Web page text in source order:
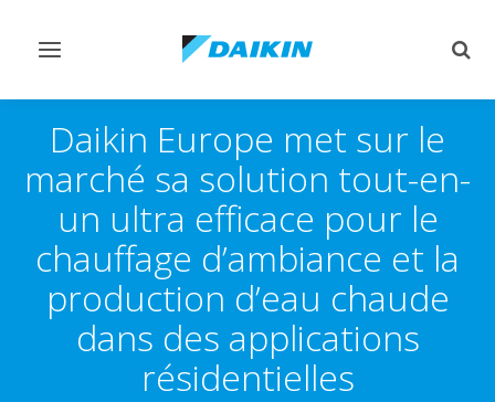
Afficher/masquer
Daikin Europe met sur le
marché sa solution tout-en-
un ultra efficace pour le
chauffage d’ambiance et la
production d’eau chaude
dans des applications
résidentielles